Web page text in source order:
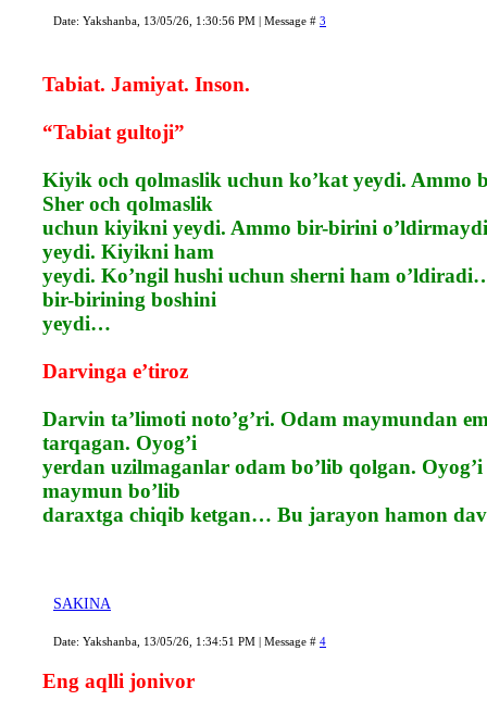
Date: Yakshanba, 13/05/26, 1:30:56 PM | Message # 3
Tabiat. Jamiyat. Inson.
“Tabiat gultoji”
Kiyik och qolmaslik uchun ko’kat yeydi. Ammo
Sher och qolmaslik
uchun kiyikni yeydi. Ammo bir-birini
yeydi. Kiyikni ham
yeydi. Ko’ngil hushi uchun sherni ham
bir-birining boshini
yeydi…
Darvinga e’tiroz
Darvin ta’limoti noto’g’ri. Odam maymundan
tarqagan. Oyog’i
yerdan uzilmaganlar odam bo’lib qolgan.
maymun bo’lib
daraxtga chiqib ketgan… Bu jarayon hamon
SAKINA
Date: Yakshanba, 13/05/26, 1:34:51 PM | Message # 4
Eng aqlli jonivor